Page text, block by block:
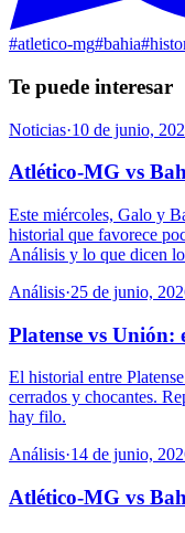
#atletico-mg#bahia#
Te puede interesar
Noticias·10 de junio,
Atlético-MG vs
Este miércoles, Galo y
historial que favorece
Análisis y lo que dicen
Análisis·25 de junio,
Platense vs
El historial entre
cerrados y chocantes.
hay filo.
Análisis·14 de junio,
Atlético-MG vs